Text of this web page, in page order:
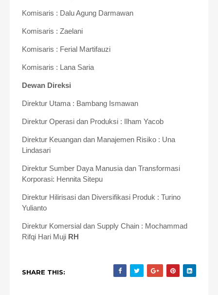
Komisaris : Dalu Agung Darmawan
Komisaris : Zaelani
Komisaris : Ferial Martifauzi
Komisaris : Lana Saria
Dewan Direksi
Direktur Utama : Bambang Ismawan
Direktur Operasi dan Produksi : Ilham Yacob
Direktur Keuangan dan Manajemen Risiko : Una
Lindasari
Direktur Sumber Daya Manusia dan Transformasi
Korporasi: Hennita Sitepu
Direktur Hilirisasi dan Diversifikasi Produk : Turino
Yulianto
Direktur Komersial dan Supply Chain : Mochammad
Rifqi Hari Muji RH
SHARE THIS: